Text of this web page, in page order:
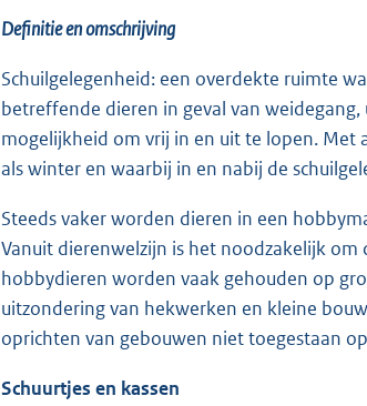
Definitie en omschrijving
Schuilgelegenheid: een overdekte ruimte
betreffende dieren in geval van
mogelijkheid om vrij in en uit te lopen. Met
als winter en waarbij in en nabij de
Steeds vaker worden dieren in een
Vanuit dierenwelzijn is het noodzakelijk om
hobbydieren worden vaak gehouden op
uitzondering van hekwerken en kleine
oprichten van gebouwen niet toegestaan
Schuurtjes en kassen